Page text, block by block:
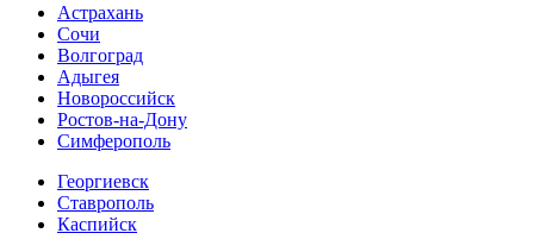
Астрахань
Сочи
Волгоград
Адыгея
Новороссийск
Ростов-на-Дону
Симферополь
Георгиевск
Ставрополь
Каспийск